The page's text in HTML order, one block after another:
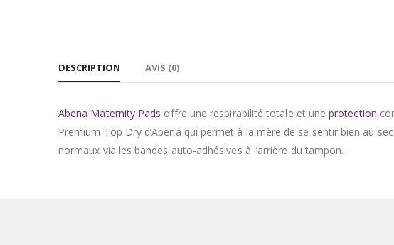
DESCRIPTION AVIS (0)
Abena Maternity Pads offre une respirabilité totale et uneprotection
Premium Top Dry d’Abena qui permet à la mère de se sentir bien au
normaux via les bandes auto-adhésives à l’arrière du tampon.